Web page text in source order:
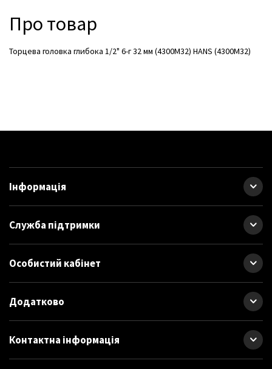
Про товар
Торцева головка глибока 1/2" 6-г 32 мм (4300M32) HANS (4300M32)
Інформація
Служба підтримки
Особистий кабінет
Додатково
Контактна інформація